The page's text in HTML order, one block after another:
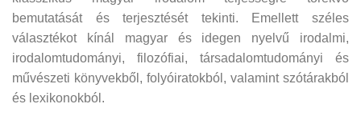
bemutatását és terjesztését tekinti. Emellett széles
választékot kínál magyar és idegen nyelvű irodalmi,
irodalomtudományi, filozófiai, társadalomtudományi és
művészeti könyvekből, folyóiratokból, valamint szótárakból
és lexikonokból.